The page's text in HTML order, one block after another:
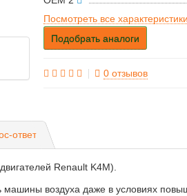
Посмотреть все характеристики
Подобрать аналоги
0 отзывов
ответ
Renault K4M).
воздуха даже в условиях